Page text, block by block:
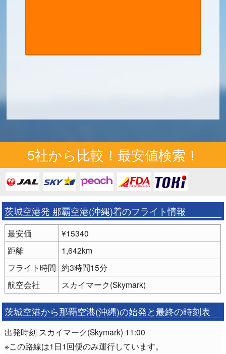
5社から比較！最安値検索！
茨城空港発 那覇空港(沖縄)着のフライト情報
最安価
¥15340
距離
1,642km
フライト時間 約3時間15分
航空会社
スカイマーク(Skymark)
茨城空港から那覇空港(沖縄)の始発と最終の時刻表
出発時刻 スカイマーク(Skymark) 11:00
※この路線は1日1回便のみ運行しています。